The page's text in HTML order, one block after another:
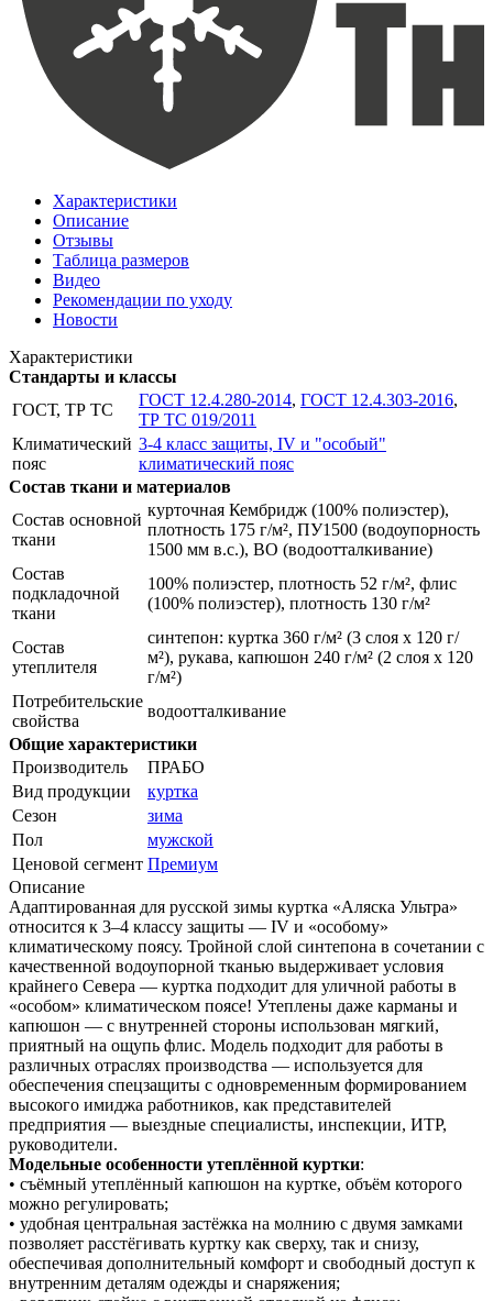
Характеристики
Описание
Отзывы
Таблица размеров
Видео
Рекомендации по уходу
Новости
Характеристики
Стандарты и классы
ГОСТ, ТР ТС
ГОСТ 12.4.280-2014, ГОСТ 12.4.303-2016,
ТР ТС 019/2011
Климатический
пояс
3-4 класс защиты, IV и "особый"
климатический пояс
Состав ткани и материалов
Состав основной
ткани
курточная Кембридж (100% полиэстер),
плотность 175 г/м², ПУ1500 (водоупорность
1500 мм в.с.), ВО (водоотталкивание)
Состав
подкладочной
ткани
100% полиэстер, плотность 52 г/м², флис
(100% полиэстер), плотность 130 г/м²
Состав
утеплителя
синтепон: куртка 360 г/м² (3 слоя х 120 г/
м²), рукава, капюшон 240 г/м² (2 слоя х 120
г/м²)
Потребительские
свойства
водоотталкивание
Общие характеристики
Производитель
ПРАБО
Вид продукции
куртка
Сезон
зима
Пол
мужской
Ценовой сегмент Премиум
Описание
Адаптированная для русской зимы куртка «Аляска Ультра»
относится к 3–4 классу защиты — IV и «особому»
климатическому поясу. Тройной слой синтепона в сочетании с
качественной водоупорной тканью выдерживает условия
крайнего Севера — куртка подходит для уличной работы в
«особом» климатическом поясе! Утеплены даже карманы и
капюшон — с внутренней стороны использован мягкий,
приятный на ощупь флис. Модель подходит для работы в
различных отраслях производства — используется для
обеспечения спецзащиты с одновременным формированием
высокого имиджа работников, как представителей
предприятия — выездные специалисты, инспекции, ИТР,
руководители.
Модельные особенности утеплённой куртки:
• съёмный утеплённый капюшон на куртке, объём которого
можно регулировать;
• удобная центральная застёжка на молнию с двумя замками
позволяет расстёгивать куртку как сверху, так и снизу,
обеспечивая дополнительный комфорт и свободный доступ к
внутренним деталям одежды и снаряжения;